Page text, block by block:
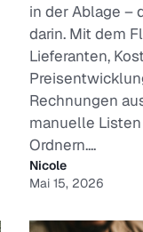
in der Ablage –
darin. Mit dem
Lieferanten,
Rechnungen
manuelle
Ordnern....
Nicole
Mai 15, 2026